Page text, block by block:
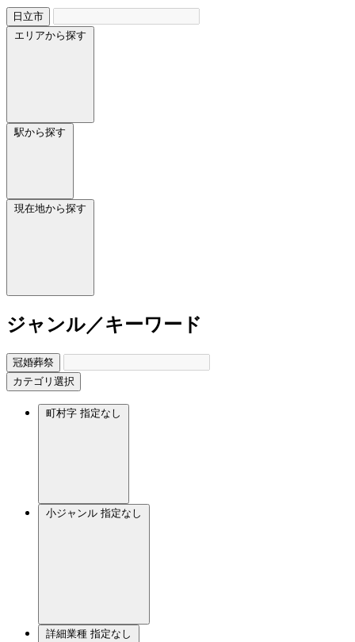
日立市
エリアから探す
駅から探す
現在地から探す
ジャンル／キーワード
冠婚葬祭
カテゴリ選択
町村字 指定なし
小ジャンル 指定なし
詳細業種 指定なし